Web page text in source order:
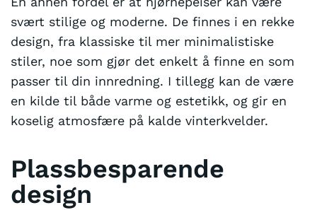
svært stilige og moderne. De finnes i en rekke
design, fra klassiske til mer minimalistiske
stiler, noe som gjør det enkelt å finne en som
passer til din innredning. I tillegg kan de være
en kilde til både varme og estetikk, og gir en
koselig atmosfære på kalde vinterkvelder.
Plassbesparende
design